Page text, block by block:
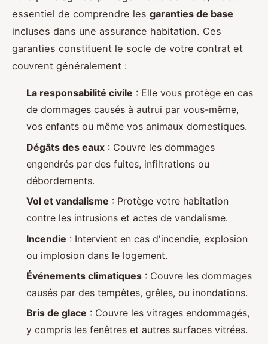
essentiel de comprendre les garanties de base
incluses dans une assurance habitation. Ces
garanties constituent le socle de votre contrat et
couvrent généralement :
La responsabilité civile : Elle vous protège en cas
de dommages causés à autrui par vous-même,
vos enfants ou même vos animaux domestiques.
Dégâts des eaux : Couvre les dommages
engendrés par des fuites, infiltrations ou
débordements.
Vol et vandalisme : Protège votre habitation
contre les intrusions et actes de vandalisme.
Incendie : Intervient en cas d'incendie, explosion
ou implosion dans le logement.
Événements climatiques : Couvre les dommages
causés par des tempêtes, grêles, ou inondations.
Bris de glace : Couvre les vitrages endommagés,
y compris les fenêtres et autres surfaces vitrées.